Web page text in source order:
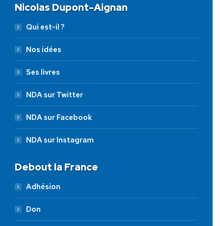
Nicolas Dupont-Aignan
Qui est-il ?
Nos idées
Ses livres
NDA sur Twitter
NDA sur Facebook
NDA sur Instagram
Debout la France
Adhésion
Don